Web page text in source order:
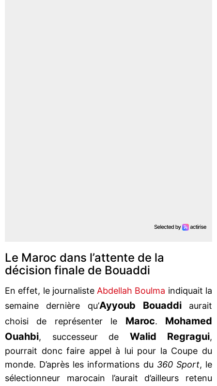
Le Maroc dans l’attente de la
décision finale de Bouaddi
En effet, le journaliste Abdellah Boulma indiquait la
semaine dernière qu’Ayyoub Bouaddiaurait
choisi de représenter le Maroc. Mohamed
Ouahbi, successeur de Walid Regragui,
pourrait donc faire appel à lui pour la Coupe du
monde. D’après les informations du 360 Sport, le
sélectionneur marocain l’aurait d’ailleurs retenu